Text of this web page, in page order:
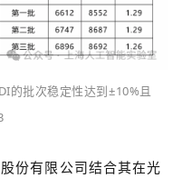
的批次稳定性达到±10%且
份有限公司结合其在光